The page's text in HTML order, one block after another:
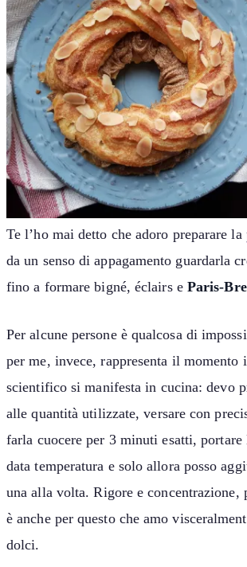
Te l’ho mai detto che adoro preparare la
da un senso di appagamento guardarla
fino a formare bigné, éclairs e Paris-
Per alcune persone è qualcosa di
per me, invece, rappresenta il
scientifico si manifesta in cucina: devo
alle quantità utilizzate, versare con
farla cuocere per 3 minuti esatti, portare
data temperatura e solo allora posso
una alla volta. Rigore e concentrazione,
è anche per questo che amo
dolci.